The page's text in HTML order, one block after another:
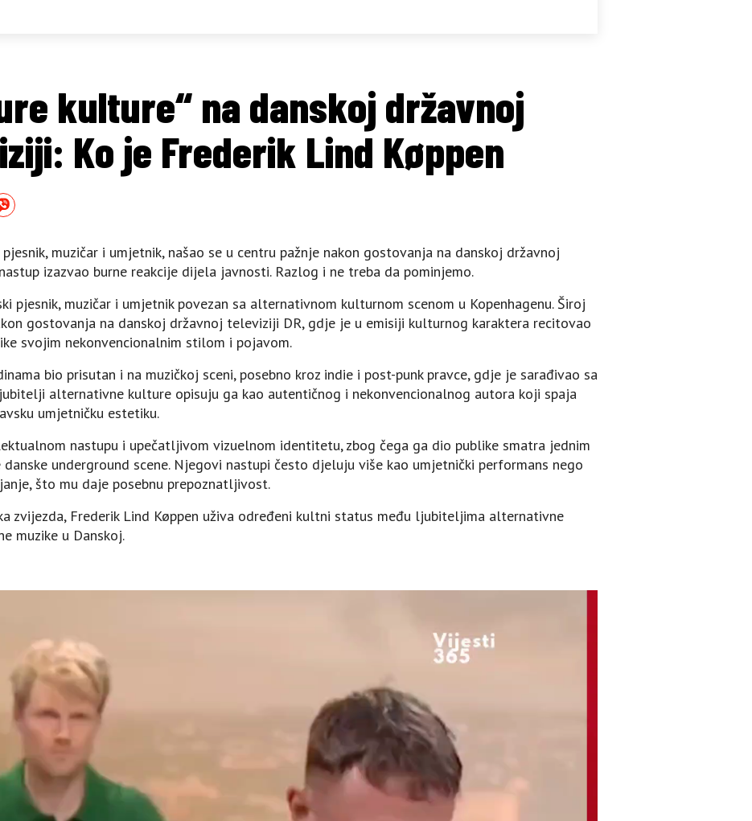
kulture“ na danskoj državnoj
Ko je Frederik Lind Køppen
muzičar i umjetnik, našao se u centru pažnje nakon gostovanja na danskoj državnoj
izazvao burne reakcije dijela javnosti. Razlog i ne treba da pominjemo.
pjesnik, muzičar i umjetnik povezan sa alternativnom kulturnom scenom u Kopenhagenu. Široj
gostovanja na danskoj državnoj televiziji DR, gdje je u emisiji kulturnog karaktera recitovao
svojim nekonvencionalnim stilom i pojavom.
bio prisutan i na muzičkoj sceni, posebno kroz indie i post-punk pravce, gdje je sarađivao sa
alternativne kulture opisuju ga kao autentičnog i nekonvencionalnog autora koji spaja
umjetničku estetiku.
nastupu i upečatljivom vizuelnom identitetu, zbog čega ga dio publike smatra jednim
underground scene. Njegovi nastupi često djeluju više kao umjetnički performans nego
što mu daje posebnu prepoznatljivost.
zvijezda, Frederik Lind Køppen uživa određeni kultni status među ljubiteljima alternativne
muzike u Danskoj.